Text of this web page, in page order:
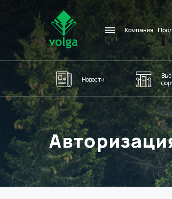
Компания
Новости